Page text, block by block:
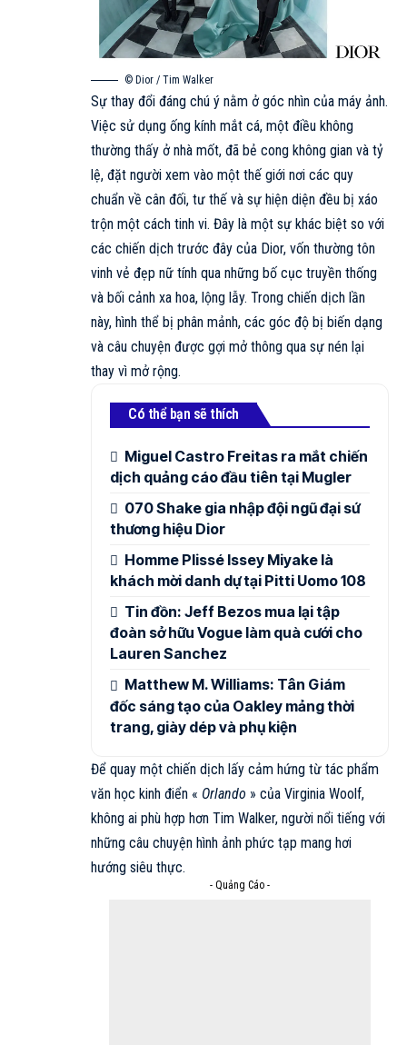
© Dior / Tim Walker
Sự thay đổi đáng chú ý nằm ở góc nhìn của máy ảnh.
Việc sử dụng ống kính mắt cá, một điều không
thường thấy ở nhà mốt, đã bẻ cong không gian và tỷ
lệ, đặt người xem vào một thế giới nơi các quy
chuẩn về cân đối, tư thế và sự hiện diện đều bị xáo
trộn một cách tinh vi. Đây là một sự khác biệt so với
các chiến dịch trước đây của Dior, vốn thường tôn
vinh vẻ đẹp nữ tính qua những bố cục truyền thống
và bối cảnh xa hoa, lộng lẫy. Trong chiến dịch lần
này, hình thể bị phân mảnh, các góc độ bị biến dạng
và câu chuyện được gợi mở thông qua sự nén lại
thay vì mở rộng.
Có thể bạn sẽ thích
Miguel Castro Freitas ra mắt chiến
dịch quảng cáo đầu tiên tại Mugler
070 Shake gia nhập đội ngũ đại sứ
thương hiệu Dior
Homme Plissé Issey Miyake là
khách mời danh dự tại Pitti Uomo 108
Tin đồn: Jeff Bezos mua lại tập
đoàn sở hữu Vogue làm quà cưới cho
Lauren Sanchez
Matthew M. Williams: Tân Giám
đốc sáng tạo của Oakley mảng thời
trang, giày dép và phụ kiện
Để quay một chiến dịch lấy cảm hứng từ tác phẩm
văn học kinh điển « Orlando » của Virginia Woolf,
không ai phù hợp hơn Tim Walker, người nổi tiếng với
những câu chuyện hình ảnh phức tạp mang hơi
hướng siêu thực.
- Quảng Cáo -